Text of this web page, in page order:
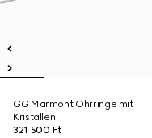
GG Marmont Ohrringe mit
Kristallen
321 500 Ft